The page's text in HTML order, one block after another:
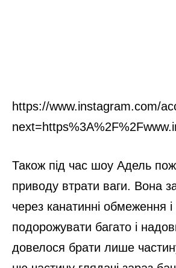
https://www.instagram.com/
Також під час шоу Адель
приводу втрати ваги. Вона
через канатинні обмеження
подорожувати багато і
довелося брати лише